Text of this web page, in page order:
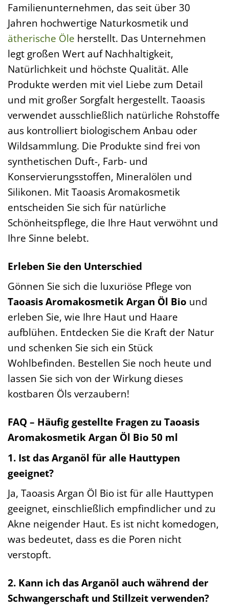
Familienunternehmen, das seit über 30
Jahren hochwertige Naturkosmetik und
ätherische Öle herstellt. Das Unternehmen
legt großen Wert auf Nachhaltigkeit,
Natürlichkeit und höchste Qualität. Alle
Produkte werden mit viel Liebe zum Detail
und mit großer Sorgfalt hergestellt. Taoasis
verwendet ausschließlich natürliche Rohstoffe
aus kontrolliert biologischem Anbau oder
Wildsammlung. Die Produkte sind frei von
synthetischen Duft-, Farb- und
Konservierungsstoffen, Mineralölen und
Silikonen. Mit Taoasis Aromakosmetik
entscheiden Sie sich für natürliche
Schönheitspflege, die Ihre Haut verwöhnt und
Ihre Sinne belebt.
Erleben Sie den Unterschied
Gönnen Sie sich die luxuriöse Pflege von
Taoasis Aromakosmetik Argan Öl Bio und
erleben Sie, wie Ihre Haut und Haare
aufblühen. Entdecken Sie die Kraft der Natur
und schenken Sie sich ein Stück
Wohlbefinden. Bestellen Sie noch heute und
lassen Sie sich von der Wirkung dieses
kostbaren Öls verzaubern!
FAQ – Häufig gestellte Fragen zu Taoasis
Aromakosmetik Argan Öl Bio 50 ml
1. Ist das Arganöl für alle Hauttypen
geeignet?
Ja, Taoasis Argan Öl Bio ist für alle Hauttypen
geeignet, einschließlich empfindlicher und zu
Akne neigender Haut. Es ist nicht komedogen,
was bedeutet, dass es die Poren nicht
verstopft.
2. Kann ich das Arganöl auch während der
Schwangerschaft und Stillzeit verwenden?